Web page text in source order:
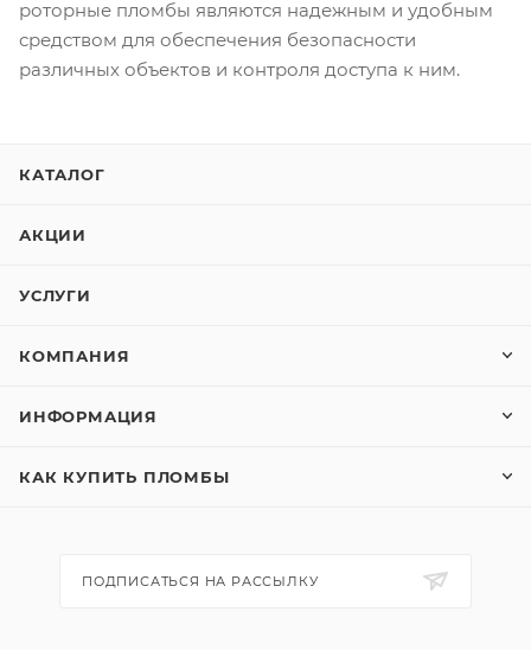
роторные пломбы являются надежным и удобным
средством для обеспечения безопасности
различных объектов и контроля доступа к ним.
КАТАЛОГ
АКЦИИ
УСЛУГИ
КОМПАНИЯ
ИНФОРМАЦИЯ
КАК КУПИТЬ ПЛОМБЫ
ПОДПИСАТЬСЯ НА РАССЫЛКУ